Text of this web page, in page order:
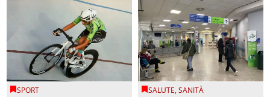
SPORT SALUTE,SANITÀ